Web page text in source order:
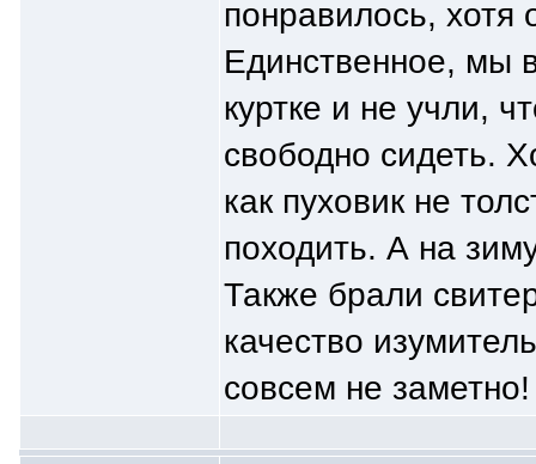
понравилось, хотя
Единственное, мы
куртке и не учли,
свободно сидеть.
как пуховик не
походить. А на
Также брали
качество
совсем не заметно!